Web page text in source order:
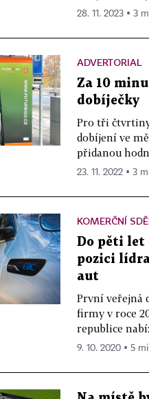
28. 11. 2023 ▪ 3
ADVERTORIAL
Za 10
dobíječky
Pro tři čtvrtiny
dobíjení ve
přidanou
23. 11. 2022 ▪ 3
KOMERČNÍ
Do pěti let
pozici
aut
První veřejná
firmy v roce
republice
9. 10. 2020 ▪ 5